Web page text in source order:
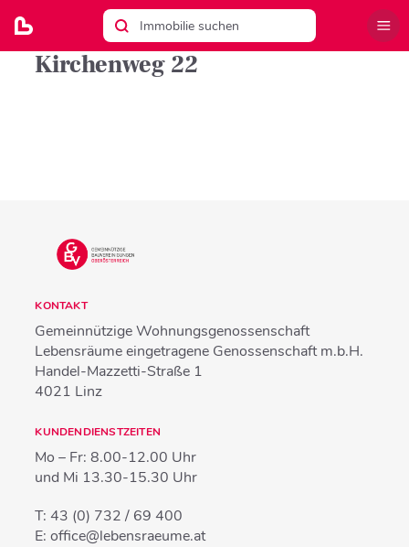
Kirchenweg 22
KONTAKT
Gemeinnützige Wohnungsgenossenschaft
Lebensräume eingetragene Genossenschaft m.b.H.
Handel-Mazzetti-Straße 1
4021 Linz
KUNDENDIENSTZEITEN
Mo – Fr: 8.00-12.00 Uhr
und Mi 13.30-15.30 Uhr
T:43 (0) 732 / 69 400
E:office@lebensraeume.at